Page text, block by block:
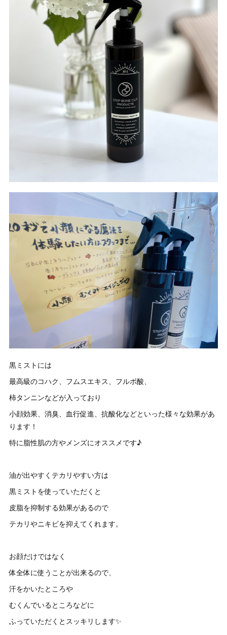
黒ミストには
最高級のコハク、フムスエキス、フルボ酸、
柿タンニンなどが入っており
小顔効果、消臭、血行促進、抗酸化などといった様々な効果があ
ります！
特に脂性肌の方やメンズにオススメです♪
油が出やすくテカリやすい方は
黒ミストを使っていただくと
皮脂を抑制する効果があるので
テカリやニキビを抑えてくれます。
お顔だけではなく
体全体に使うことが出来るので、
汗をかいたところや
むくんでいるところなどに
ふっていただくとスッキリします✨